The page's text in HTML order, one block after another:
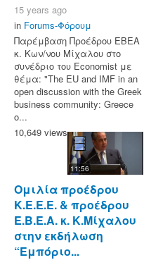
15 years ago
in Forums-Φόρουμ
Παρέμβαση Προέδρου ΕΒΕΑ
κ. Κων/νου Μίχαλου στο
συνέδριο του Economist με
θέμα: "The EU and IMF in an
open discussion with the Greek
business community: Greece
o...
10,649 views
11:56
Ομιλία προέδρου
Κ.Ε.Ε.Ε. & προέδρου
Ε.Β.Ε.Α. κ. Κ.Μίχαλου
στην εκδήλωση
“Εμπόριο...